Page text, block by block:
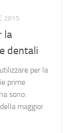
2015
la
dentali
per la
prime
sono:
maggior